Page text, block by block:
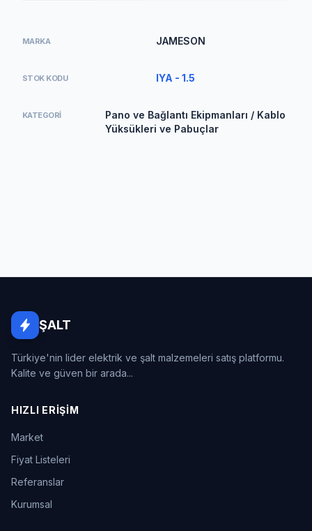
MARKA JAMESON
STOK KODU IYA - 1.5
KATEGORI
Pano ve Bağlantı Ekipmanları / Kablo
Yüksükleri ve Pabuçlar
ŞALT
Türkiye'nin lider elektrik ve şalt malzemeleri satış platformu.
Kalite ve güven bir arada...
HIZLI ERIŞIM
Market
Fiyat Listeleri
Referanslar
Kurumsal